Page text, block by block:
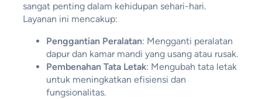
sangat penting dalam kehidupan sehari-hari.
Layanan ini mencakup:
Penggantian Peralatan: Mengganti peralatan
dapur dan kamar mandi yang usang atau rusak.
Pembenahan Tata Letak: Mengubah tata letak
untuk meningkatkan efisiensi dan
fungsionalitas.